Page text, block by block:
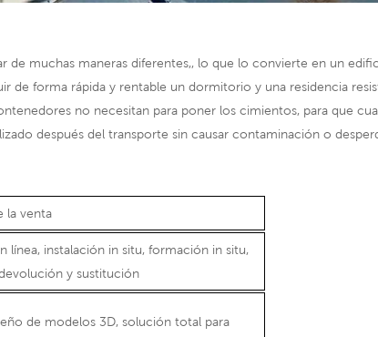
muchas maneras diferentes,, lo que lo convierte en un
de forma rápida y rentable un dormitorio y una residencia
no necesitan para poner los cimientos, para que
después del transporte sin causar contaminación o
la venta
línea, instalación in situ, formación in situ,
y sustitución
de modelos 3D, solución total para